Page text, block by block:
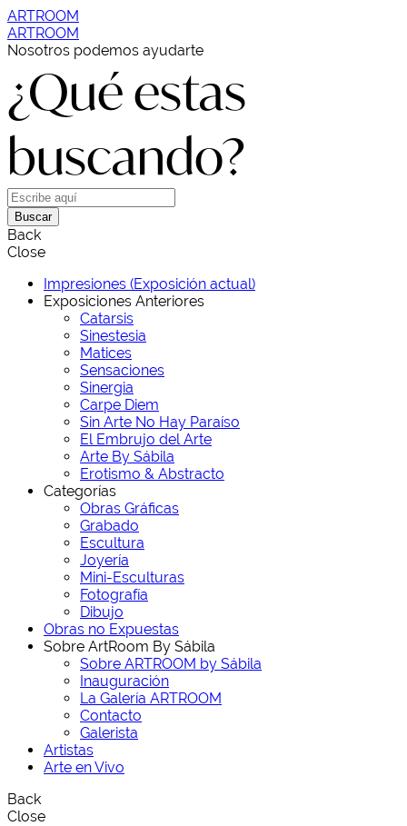
ARTROOM
ARTROOM
Nosotros podemos ayudarte
¿Qué estas
buscando?
Buscar
Back
Close
Impresiones (Exposición actual)
Exposiciones Anteriores
Catarsis
Sinestesia
Matices
Sensaciones
Sinergia
Carpe Diem
Sin Arte No Hay Paraíso
El Embrujo del Arte
Arte By Sábila
Erotismo & Abstracto
Categorías
Obras Gráficas
Grabado
Escultura
Joyería
Mini-Esculturas
Fotografía
Dibujo
Obras no Expuestas
Sobre ArtRoom By Sábila
Sobre ARTROOM by Sábila
Inauguración
La Galería ARTROOM
Contacto
Galerista
Artistas
Arte en Vivo
Back
Close